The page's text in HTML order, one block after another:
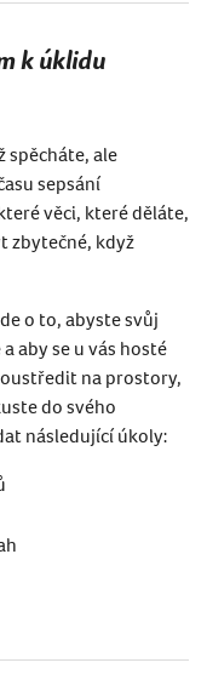
k úklidu
spěcháte, ale
sepsání
évěci, kteréděláte,
zbytečné, když
o to, abyste svůj
aby se u vás hosté
na prostory,
do svého
následující úkoly: